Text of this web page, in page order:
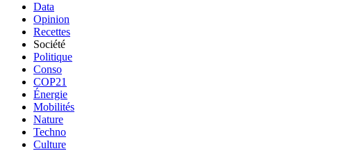
Data
Opinion
Recettes
Société
Politique
Conso
COP21
Énergie
Mobilités
Nature
Techno
Culture